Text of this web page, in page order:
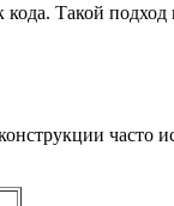
Такой подход
часто